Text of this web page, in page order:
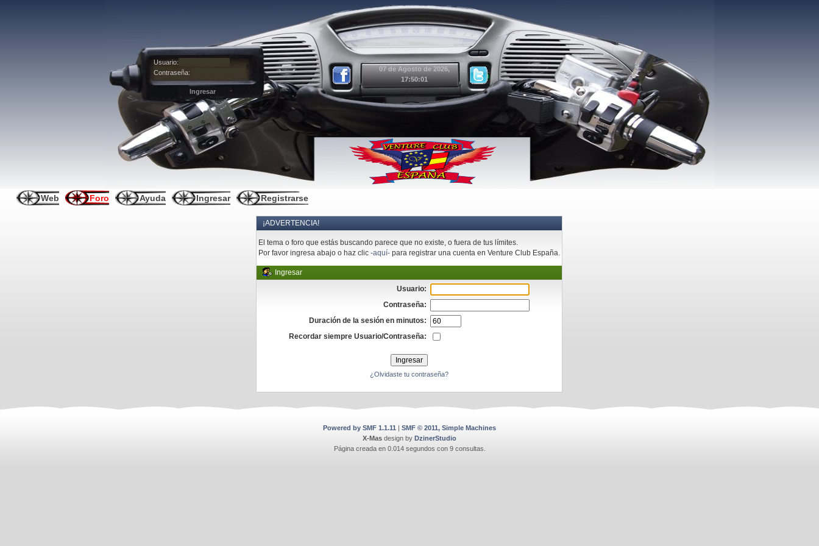
07 de Agosto de 2026,
17:50:01
Usuario:
Contraseña:
Web Foro Ayuda Ingresar Registrarse
¡ADVERTENCIA!
El tema o foro que estás buscando parece que no existe, o fuera de tus límites.
Por favor ingresa abajo o haz clic-aquí- para registrar una cuenta en Venture Club España.
Ingresar
Usuario:
Contraseña:
Duración de la sesión en minutos:
Recordar siempre Usuario/Contraseña:
¿Olvidaste tu contraseña?
Powered by SMF 1.1.11 | SMF © 2011, Simple Machines
X-Mas design by DzinerStudio
Página creada en 0.014 segundos con 9 consultas.